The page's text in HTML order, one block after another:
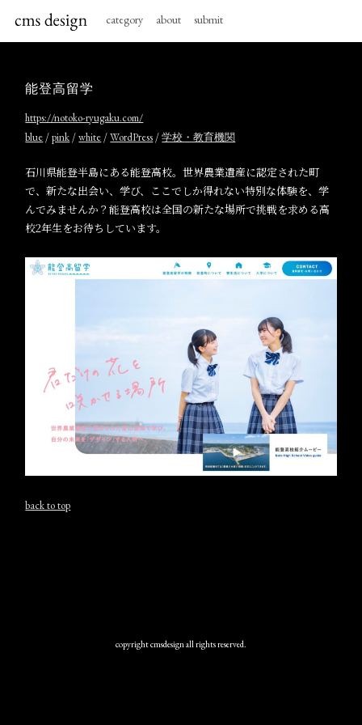
category about submit
能登高留学
https://notoko-ryugaku.com/
blue /pink /white /WordPress /学校・教育機関
石川県能登半島にある能登高校。世界農業遺産に認定された町
で、新たな出会い、学び、ここでしか得れない特別な体験を、学
んでみませんか？能登高校は全国の新たな場所で挑戦を求める高
校2年生をお待ちしています。
back to top
copyright cmsdesign all rights reserved.